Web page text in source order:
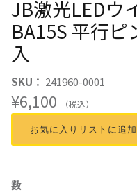
JB激光LEDウ
BA15S 平行ピ
入
SKU： 241960-0001
¥6,100 （税込）
お気に入りリストに追加
数